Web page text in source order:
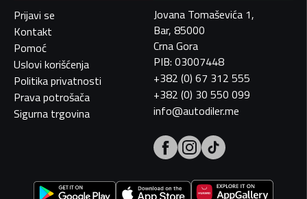
Prijavi se
Kontakt
Pomoć
Uslovi korišćenja
Politika privatnosti
Prava potrošača
Sigurna trgovina
Jovana Tomaševića 1,
Bar, 85000
Crna Gora
PIB: 03007448
+382 (0) 67 312 555
+382 (0) 30 550 099
info@autodiler.me